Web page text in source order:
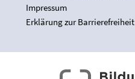
Impressum
Erklärung zur Barrierefreiheit